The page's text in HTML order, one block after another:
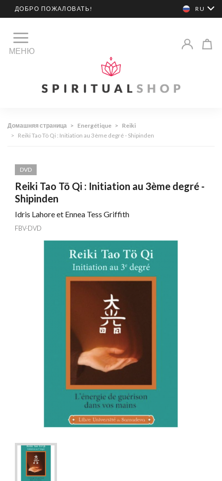
ДОБРО ПОЖАЛОВАТЬ! RU
МЕНЮ
Домашняя страница > Energétique > Reiki
> Reiki Tao Tö Qi : Initiation au 3ème degré - Shipinden
DVD
Reiki Tao Tö Qi : Initiation au 3ème degré -
Shipinden
Idris Lahore et Ennea Tess Griffith
FBV-DVD